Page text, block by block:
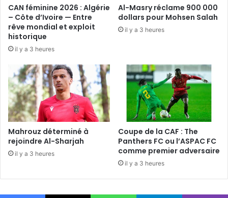
CAN féminine 2026 : Algérie
– Côte d’Ivoire — Entre
rêve mondial et exploit
historique
il y a 3 heures
Al-Masry réclame 900 000
dollars pour Mohsen Salah
il y a 3 heures
Mahrouz déterminé à
rejoindre Al-Sharjah
il y a 3 heures
Coupe de la CAF : The
Panthers FC ou l’ASPAC FC
comme premier adversaire
il y a 3 heures